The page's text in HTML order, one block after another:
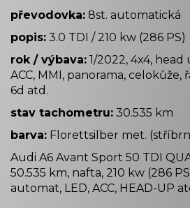
převodovka: 8st. automatická
popis: 3.0 TDI / 210 kw (286 PS)
rok / výbava: 1/2022, 4x4,
ACC, MMI, panorama, celokůže,
6d atd.
stav tachometru: 30.535 km
barva: Florettsilber met.
Audi A6 Avant Sport 50 TDI
50.535 km, nafta, 210 kw (286
automat, LED, ACC, HEAD-UP